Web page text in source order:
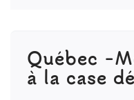
Québec -
à la case